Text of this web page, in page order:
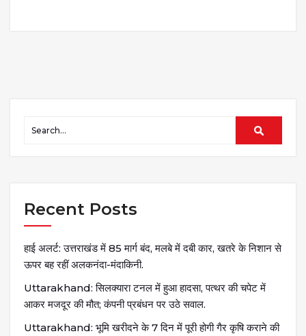
Recent Posts
हाई अलर्ट: उत्तराखंड में 85 मार्ग बंद, मलबे में दबी कार, खतरे के निशान से
ऊपर बह रहीं अलकनंदा-मंदाकिनी.
Uttarakhand: सिलक्यारा टनल में हुआ हादसा, पत्थर की चपेट में
आकर मजदूर की मौत; कंपनी प्रबंधन पर उठे सवाल.
Uttarakhand: भूमि खरीदने के 7 दिन में पूरी होगी गैर कृषि कराने की